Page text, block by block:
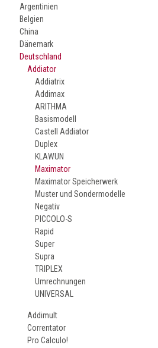
Argentinien
Belgien
China
Dänemark
Deutschland
Addiator
Addiatrix
Addimax
ARITHMA
Basismodell
Castell Addiator
Duplex
KLAWUN
Maximator
Maximator Speicherwerk
Muster und Sondermodelle
Negativ
PICCOLO-S
Rapid
Super
Supra
TRIPLEX
Umrechnungen
UNIVERSAL
Addimult
Correntator
Pro Calculo!